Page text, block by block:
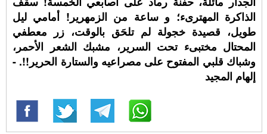
الذاكرة المهترىء؛ و ساعة من الزمهرير! أمامي ليل
طويل، قصيدة خجولة لم تلحَق بالوقت، زر معطفي
المحتال مختبىء تحت السرير، مشبك الشعر الأحمر،
وشباك قلبي المفتوح على مصراعيه والستارة الحرير!!. -
إلهام المجيد